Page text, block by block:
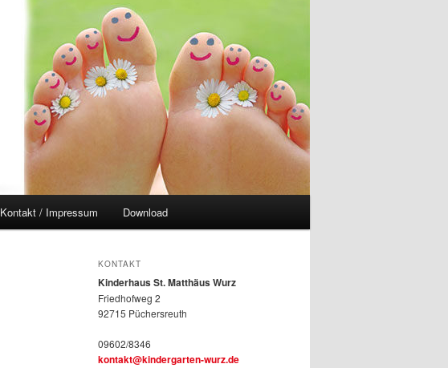
Kontakt / Impressum Download
KONTAKT
Kinderhaus St. Matthäus Wurz
Friedhofweg 2
92715 Püchersreuth
09602/8346
kontakt@kindergarten-wurz.de